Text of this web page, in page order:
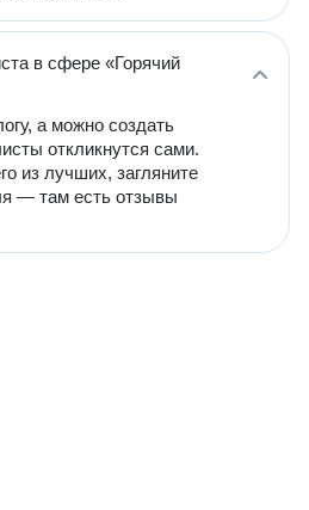
в сфере «Горячий
а можно создать
откликнутся сами.
из лучших, загляните
— там есть отзывы